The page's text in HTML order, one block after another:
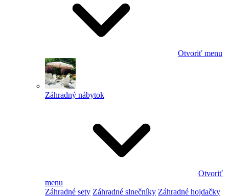
Otvoriť menu
Záhradný nábytok
Otvoriť
menu
Záhradné sety Záhradné slnečníky Záhradné hojdačky